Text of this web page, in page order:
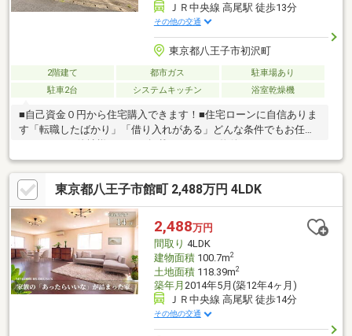
ＪＲ中央線 高尾駅 徒歩13分
その他の交通
東京都八王子市初沢町
2階建て 都市ガス
駐車場あり
駐車2台
システムキッチン 浴室乾燥機
■自己資金０円から住宅購入できます！■住宅ローンに自信ありま
す「転職したばかり」「借り入れがある」どんな条件でもお任せ
紹介可能です！■見学、お問合せにつきましては土日に限らず平
日、営業時間外でもご対応可能です！東亜住宅ではお客様が安心
して頂けますよう常に新しい事を取り入れております。経験豊富
な知識でお客様の悩み事をしっかりと解消いたします。お住まい
探しは東亜住宅にお任せください！ご見学予約は0120-60-
1665【通話料無料】までお気軽にお電話ください♪スマートフォ
ンの方は右下の青いバナーよりお問合せ頂けます♪
東京都八王子市館町 2,488万円 4LDK
2,488万円
間取り 4LDK
建物面積100.7m2
土地面積118.39m2
築年月 2014年5月(築12年4ヶ月)
ＪＲ中央線 高尾駅 徒歩14分
その他の交通